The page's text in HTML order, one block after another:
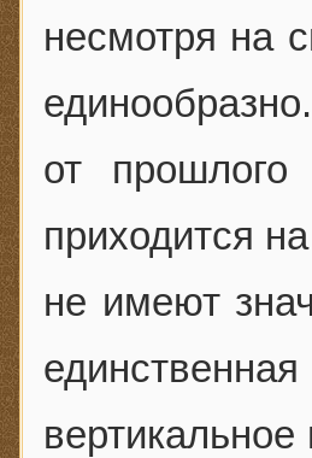
несмотря на
от
приходится
не имеют